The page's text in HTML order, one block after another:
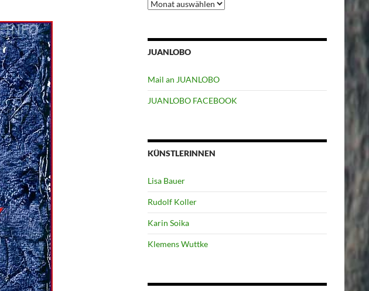
Archiv
JUANLOBO
Mail an JUANLOBO
JUANLOBO FACEBOOK
KÜNSTLERINNEN
Lisa Bauer
Rudolf Koller
Karin Soika
Klemens Wuttke